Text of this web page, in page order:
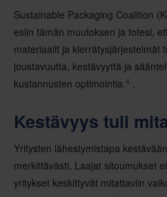
Sustainable Packaging Coalition
esiin tämän muutoksen ja totesi,
materiaalit ja kierrätysjärjestelmät
joustavuutta, kestävyyttä ja
kustannusten optimointia. 4
Kestävyys tuli
Yritysten lähestymistapa
merkittävästi. Laajat sitoumukset
yritykset keskittyvät mitattaviin